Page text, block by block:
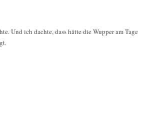
Und ich dachte, dass hätte die Wupper am Tage